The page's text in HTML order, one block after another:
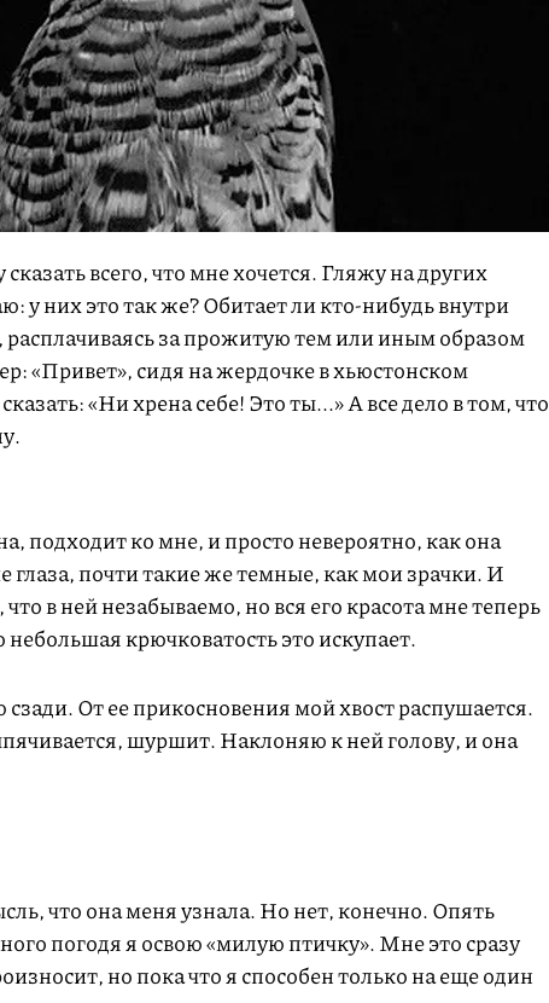
всего, что мне хочется. Гляжу на других
у них это так же? Обитает ли кто-нибудь внутри
за прожитую тем или иным образом
«При­вет», сидя на жердочке в хьюстонском
«Ни хрена себе! Это ты...» А все дело в том, что
подходит ко мне, и просто невероятно, как она
глаза, почти такие же темные, как мои зрачки. И
в ней незабываемо, но вся его красота мне теперь
крючковатость это искупает.
От ее прикосновения мой хвост распушается.
шуршит. Наклоняю к ней голову, и она
что она меня узнала. Но нет, конечно. Опять
погодя я освою «милую птичку». Мне это сразу
но пока что я способен только на еще один